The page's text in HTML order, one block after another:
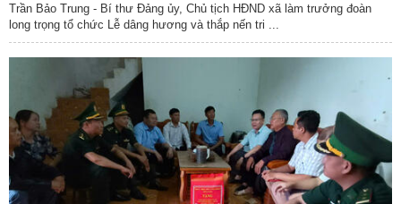
Trần Bảo Trung - Bí thư Đảng ủy, Chủ tịch HĐND xã làm trưởng đoàn
long trọng tổ chức Lễ dâng hương và thắp nến tri ...